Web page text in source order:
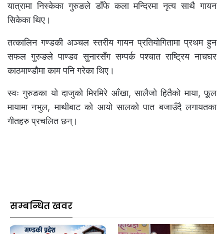
यात्रामा निस्केका गुरुङले डाँफे कला मन्दिरमा नृत्य साथै गायन
सिकेका थिए।
तत्कालिन गण्डकी अञ्चल स्तरीय गायन प्रतियोगितामा प्रथम हुन
सफल गुरुङले पाण्डव सुनारसँग सम्पर्क पश्चात राष्ट्रिय नाचघर
काठमाण्डौमा काम पनि गरेका थिए।
स्वः गुरुङका यो दाजुको मिरमिरे आँखा, सालैजो हितैको माया, फूल
मायामा नभुल, माथीबाट को आयो सालको पात बजाउँदै लगायतका
गीतहरु प्रचलित छन्।
सम्बन्धित खवर